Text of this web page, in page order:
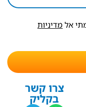
אל מדיניות
צרו קשר
בקליק